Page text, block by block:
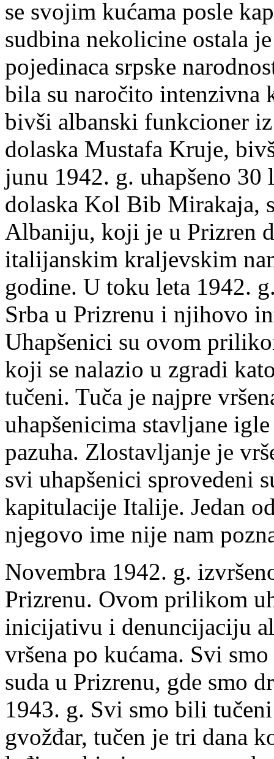
se svojim kućama posle
sudbina nekolicine ostala
pojedinaca srpske
bila su naročito intenzivna
bivši albanski funkcioner
dolaska Mustafa Kruje,
junu 1942. g. uhapšeno
dolaska Kol Bib Mirakaja,
Albaniju, koji je u Prizren
italijanskim kraljevskim
godine. U toku leta 1942.
Srba u Prizrenu i njihovo
Uhapšenici su ovom
koji se nalazio u zgradi
tučeni. Tuča je najpre
uhapšenicima stavljane
pazuha. Zlostavljanje je
svi uhapšenici sprovedeni
kapitulacije Italije. Jedan
njegovo ime nije nam
Novembra 1942. g.
Prizrenu. Ovom prilikom
inicijativu i denuncijaciju
vršena po kućama. Svi
suda u Prizrenu, gde smo
1943. g. Svi smo bili
gvožđar, tučen je tri dana